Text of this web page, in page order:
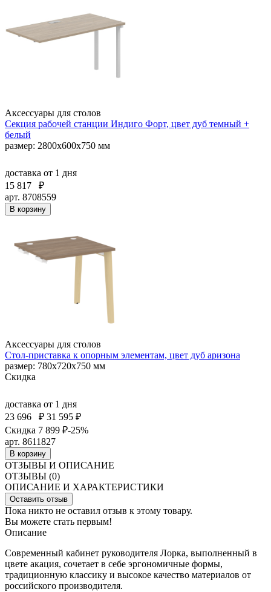
Аксессуары для столов
Секция рабочей станции Индиго Форт, цвет дуб темный +
белый
размер: 2800х600х750 мм
доставка от 1 дня
15 817
₽
арт. 8708559
В корзину
Аксессуары для столов
Стол-приставка к опорным элементам, цвет дуб аризона
размер: 780х720х750 мм
Скидка
доставка от 1 дня
23 696
₽ 31 595 ₽
Скидка 7 899 ₽-25%
арт. 8611827
В корзину
ОТЗЫВЫ И ОПИСАНИЕ
ОТЗЫВЫ (0)
ОПИСАНИЕ И ХАРАКТЕРИСТИКИ
Оставить отзыв
Пока никто не оставил отзыв к этому товару.
Вы можете стать первым!
Описание
Современный кабинет руководителя Лорка, выполненный в
цвете акация, сочетает в себе эргономичные формы,
традиционную классику и высокое качество материалов от
российского производителя.